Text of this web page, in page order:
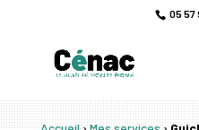
05 57